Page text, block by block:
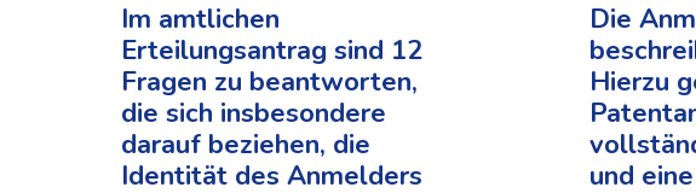
Im amtlichen
Erteilungsantrag sind 12
Fragen zu beantworten,
die sich insbesondere
darauf beziehen, die
Identität des Anmelders
Die
Hierzu
und eine